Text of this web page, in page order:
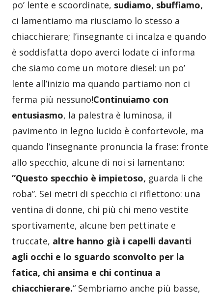
po’ lente e scoordinate, sudiamo, sbuffiamo,
ci lamentiamo ma riusciamo lo stesso a
chiacchierare; l’insegnante ci incalza e quando
è soddisfatta dopo averci lodate ci informa
che siamo come un motore diesel: un po’
lente all’inizio ma quando partiamo non ci
ferma più nessuno!Continuiamo con
entusiasmo, la palestra è luminosa, il
pavimento in legno lucido è confortevole, ma
quando l’insegnante pronuncia la frase: fronte
allo specchio, alcune di noi si lamentano:
“Questo specchio è impietoso, guarda li che
roba”. Sei metri di specchio ci riflettono: una
ventina di donne, chi più chi meno vestite
sportivamente, alcune ben pettinate e
truccate, altre hanno già i capelli davanti
agli occhi e lo sguardo sconvolto per la
fatica, chi ansima e chi continua a
chiacchierare.“ Sembriamo anche più basse,